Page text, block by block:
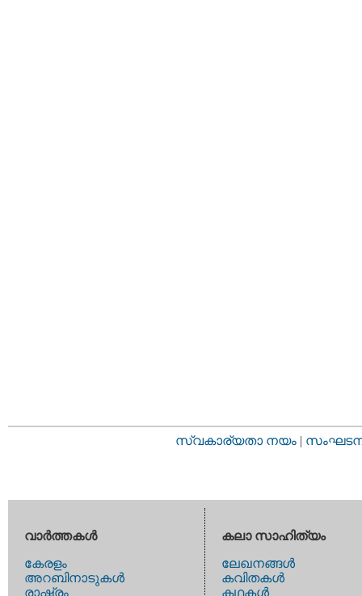
സ്വകാര്യതാ നയം |
വാര്‍ത്തകള്‍
കേരളം
അറബിനാടുകള്‍
രാഷ്ട്രം
കലാ സാഹിത്യം
ലേഖനങ്ങള്‍
കവിതകള്‍
കഥകള്‍